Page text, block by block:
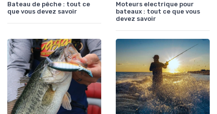
Bateau de pêche : tout ce
que vous devez savoir
Moteurs electrique pour
bateaux : tout ce que vous
devez savoir